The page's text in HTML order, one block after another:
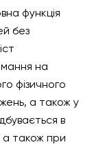
функція
без
на
фізичного
а також у
в
а також при